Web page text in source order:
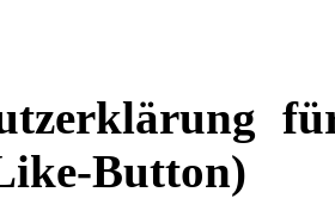
Button)